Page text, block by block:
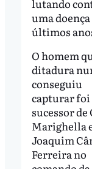
lutando
uma
últimos
O homem
ditadura
conseguiu
capturar foi
sucessor de
Marighella
Joaquim
Ferreira no